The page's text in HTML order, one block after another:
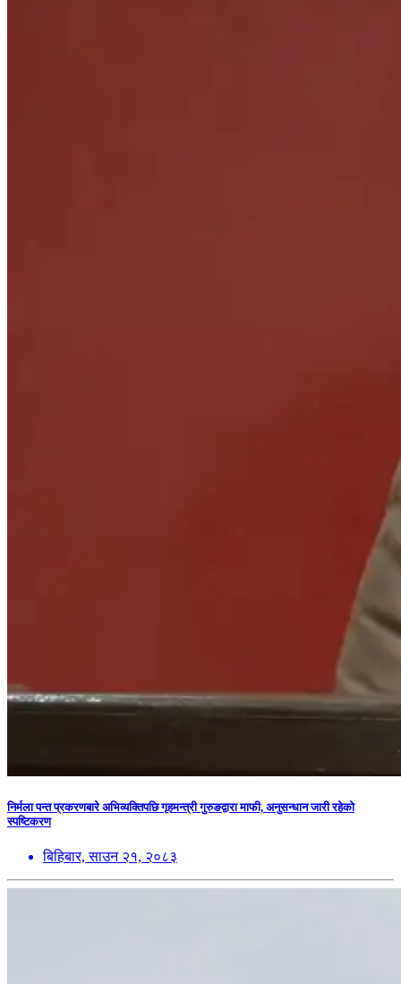
निर्मला पन्त प्रकरणबारे अभिव्यक्तिपछि गृहमन्त्री गुरुङद्वारा माफी, अनुसन्धान जारी रहेको
स्पष्टिकरण
बिहिबार, साउन २१, २०८३